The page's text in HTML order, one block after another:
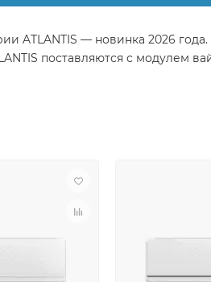
ATLANTIS — новинка 2026
поставляются с модулем